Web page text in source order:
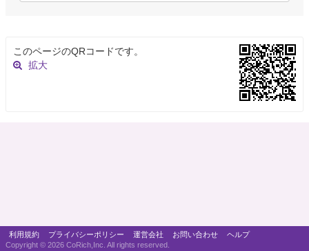
このページのQRコードです。
拡大
利用規約 プライバシーポリシー 運営会社 お問い合わせ
ヘルプ
Copyright © 2026 CoRich,Inc. All rights reserved.